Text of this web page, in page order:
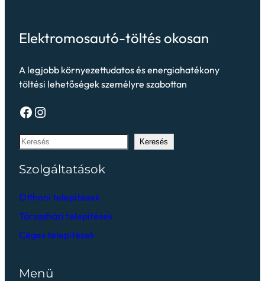
Elektromosautó-töltés okosan
A legjobb környezettudatos és energiahatékony
töltési lehetőségek személyre szabottan
Keresés
Szolgáltatások
Otthoni telepítések
Társasházi telepítések
Céges telepítések
Menü